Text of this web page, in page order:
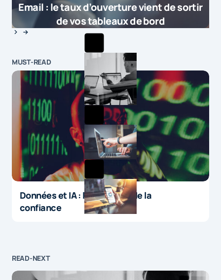
Email : le taux d’ouverture vient de sortir
de vos tableaux de bord
MUST-READ
Données et IA : le paradoxe de la
confiance
READ-NEXT